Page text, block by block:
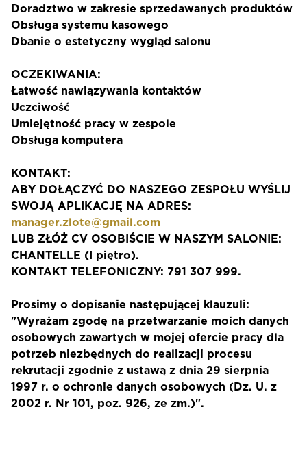
Doradztwo w zakresie sprzedawanych produktów
Obsługa systemu kasowego
Dbanie o estetyczny wygląd salonu
OCZEKIWANIA:
Łatwość nawiązywania kontaktów
Uczciwość
Umiejętność pracy w zespole
Obsługa komputera
KONTAKT:
ABY DOŁĄCZYĆ DO NASZEGO ZESPOŁU WYŚLIJ
SWOJĄ APLIKACJĘ NA ADRES:
manager.zlote@gmail.com
LUB ZŁÓŻ CV OSOBIŚCIE W NASZYM SALONIE:
CHANTELLE (I piętro).
KONTAKT TELEFONICZNY: 791 307 999.
Prosimy o dopisanie następującej klauzuli:
"Wyrażam zgodę na przetwarzanie moich danych
osobowych zawartych w mojej ofercie pracy dla
potrzeb niezbędnych do realizacji procesu
rekrutacji zgodnie z ustawą z dnia 29 sierpnia
1997 r. o ochronie danych osobowych (Dz. U. z
2002 r. Nr 101, poz. 926, ze zm.)".